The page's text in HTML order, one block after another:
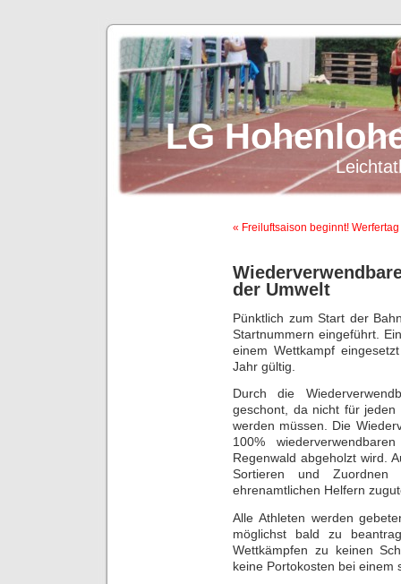
LG
« Freiluftsaison beginnt!
der Umwelt
Pünktlich zum Start der
Startnummern eingeführt.
einem Wettkampf
Jahr gültig.
Durch die
geschont, da nicht für jeden
werden müssen. Die
100%
Regenwald abgeholzt wird.
Sortieren und
ehrenamtlichen Helfern
Alle Athleten werden
möglichst bald zu
Wettkämpfen zu keinen
keine Portokosten bei einem